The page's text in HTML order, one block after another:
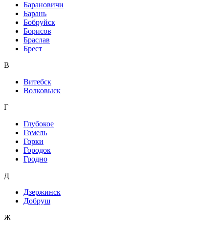
Барановичи
Барань
Бобруйск
Борисов
Браслав
Брест
В
Витебск
Волковыск
Г
Глубокое
Гомель
Горки
Городок
Гродно
Д
Дзержинск
Добруш
Ж